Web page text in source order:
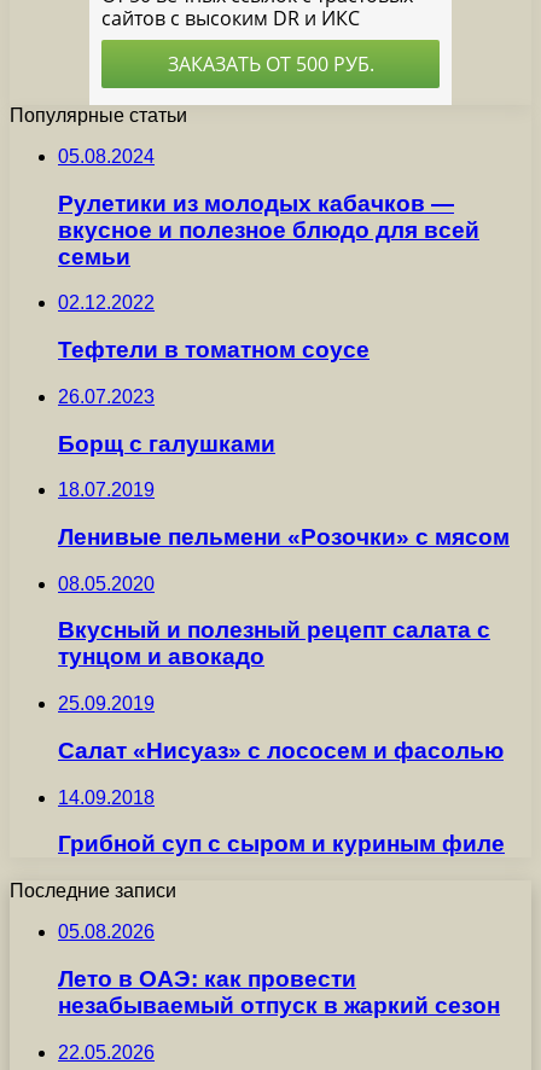
Популярные статьи
05.08.2024
Рулетики из молодых кабачков —
вкусное и полезное блюдо для всей
семьи
02.12.2022
Тефтели в томатном соусе
26.07.2023
Борщ с галушками
18.07.2019
Ленивые пельмени «Розочки» с мясом
08.05.2020
Вкусный и полезный рецепт салата с
тунцом и авокадо
25.09.2019
Салат «Нисуаз» с лососем и фасолью
14.09.2018
Грибной суп с сыром и куриным филе
Последние записи
05.08.2026
Лето в ОАЭ: как провести
незабываемый отпуск в жаркий сезон
22.05.2026